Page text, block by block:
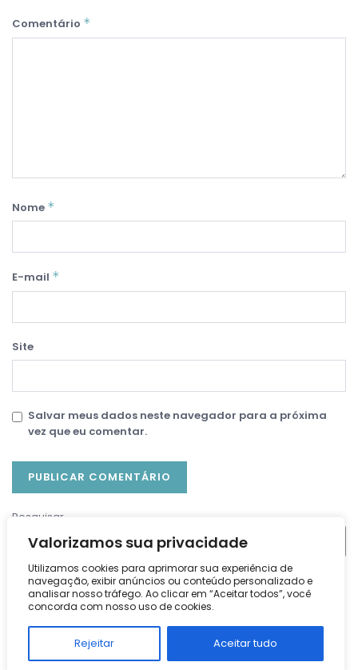
Valorizamos sua privacidade
Utilizamos cookies para aprimorar sua experiência de
navegação, exibir anúncios ou conteúdo personalizado e
analisar nosso tráfego. Ao clicar em “Aceitar todos”, você
concorda com nosso uso de cookies.
Rejeitar Aceitar tudo
Comentário *
Nome *
E-mail *
Site
Salvar meus dados neste navegador para a próxima
vez que eu comentar.
Pesquisar
Posts recentes
Risoto de Carne Seca com Catupiry Cremoso: o Jantar
Mineiro de Agosto na Mantiqueira
Sopa Cremosa de Lentilha com Bacon e Cenoura para o